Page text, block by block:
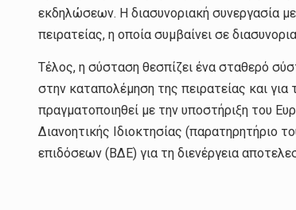
εκδηλώσεων. Η διασυνοριακή συνεργασία
πειρατείας, η οποία συμβαίνει σε
Τέλος, η σύσταση θεσπίζει ένα σταθερό
στην καταπολέμηση της πειρατείας και
πραγματοποιηθεί με την υποστήριξη του
Διανοητικής Ιδιοκτησίας (παρατηρητήριο
επιδόσεων (ΒΔΕ) για τη διενέργεια